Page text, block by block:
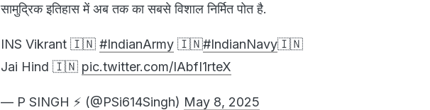
सामुद्रिक इतिहास में अब तक का सबसे विशाल निर्मित पोत है.
INS Vikrant 🇮🇳 #IndianArmy 🇮🇳#IndianNavy🇮🇳
Jai Hind 🇮🇳 pic.twitter.com/IAbfI1rteX
— P SINGH ⚡️ (@PSi614Singh) May 8, 2025